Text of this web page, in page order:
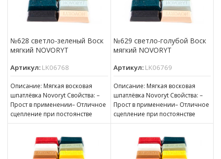
№628 светло-зеленый Воск
мягкий NOVORYT
Артикул: LK06768
Описание: Мягкая восковая
шпатлёвка Novoryt Свойства: –
Прост в применении– Отличное
сцепление при постоянстве
консистенции– Готов к
№629 светло-голубой Воск
мягкий NOVORYT
Артикул: LK06769
Описание: Мягкая восковая
шпатлёвка Novoryt Свойства: –
Прост в применении– Отличное
сцепление при постоянстве
консистенции– Готов к